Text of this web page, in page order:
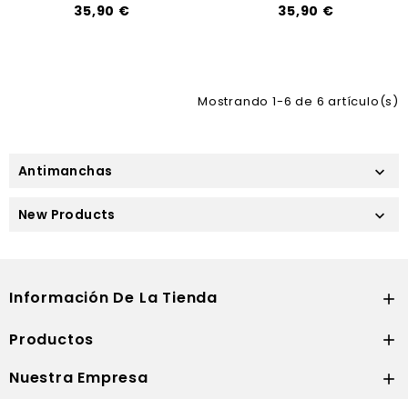
35,90 € 35,90 €
Mostrando 1-6 de 6 artículo(s)
Antimanchas 
New Products 
Información De La Tienda 
Productos 
Nuestra Empresa 